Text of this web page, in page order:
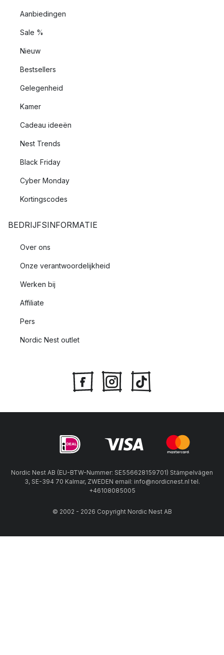
Aanbiedingen
Sale %
Nieuw
Bestsellers
Gelegenheid
Kamer
Cadeau ideeën
Nest Trends
Black Friday
Cyber Monday
Kortingscodes
BEDRIJFSINFORMATIE
Over ons
Onze verantwoordelijkheid
Werken bij
Affiliate
Pers
Nordic Nest outlet
Nordic Nest AB (EU-BTW-Nummer: SE556628159701) Stämpelvägen
3, SE-394 70 Kalmar, ZWEDEN email: info@nordicnest.nl tel.
+46108085005
© 2002 - 2026 Copyright Nordic Nest AB